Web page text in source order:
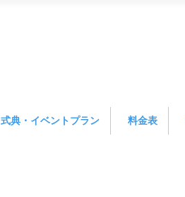
式典・イベントプラン 料金表